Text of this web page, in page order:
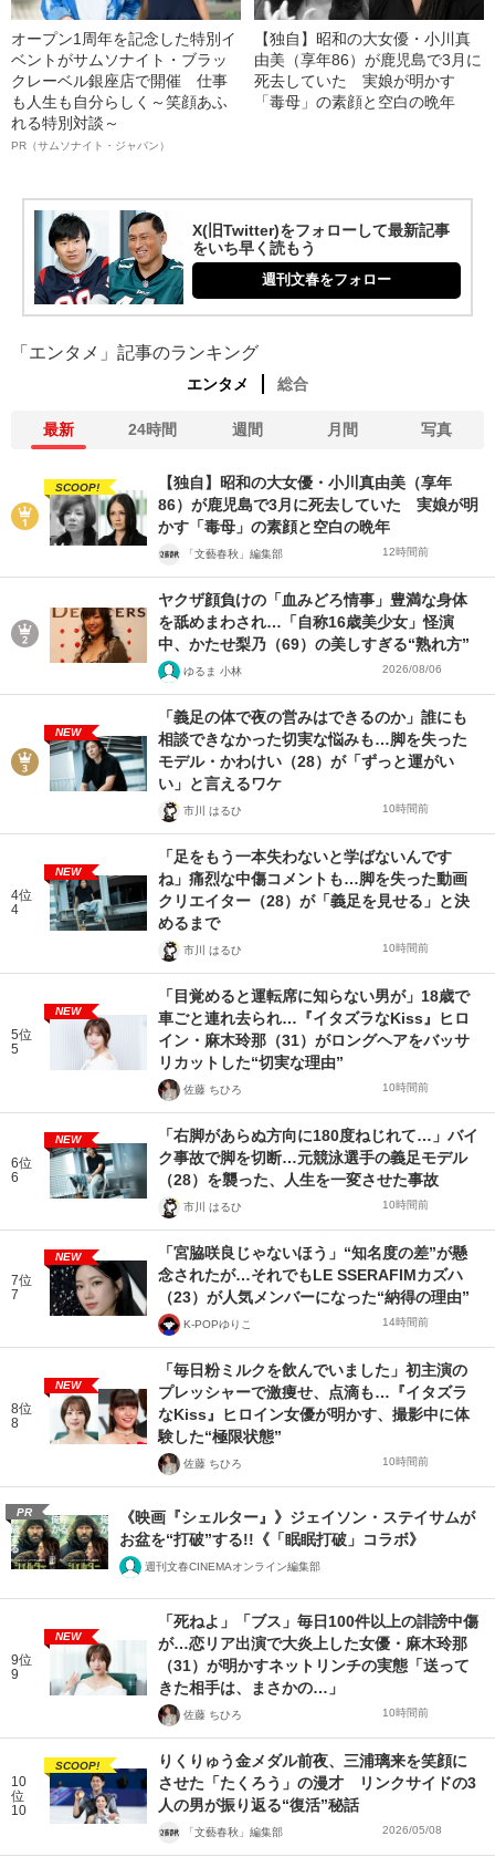
オープン1周年を記念した特別イ
ベントがサムソナイト・ブラッ
クレーベル銀座店で開催 仕事
も人生も自分らしく～笑顔あふ
れる特別対談～
PR（サムソナイト・ジャパン）
【独自】昭和の大女優・小川真
由美（享年86）が鹿児島で3月に
死去していた 実娘が明かす
「毒母」の素顔と空白の晩年
X(旧Twitter)をフォローして最新記事
をいち早く読もう
週刊文春をフォロー
「エンタメ」記事のランキング
エンタメ 総合
最新 24時間 週間 月間 写真
SCOOP!
【独自】昭和の大女優・小川真由美（享年
86）が鹿児島で3月に死去していた 実娘が明
かす「毒母」の素顔と空白の晩年
「文藝春秋」編集部 12時間前
ヤクザ顔負けの「血みどろ情事」豊満な身体
を舐めまわされ…「自称16歳美少女」怪演
中、かたせ梨乃（69）の美しすぎる“熟れ方”
ゆるま 小林 2026/08/06
NEW
「義足の体で夜の営みはできるのか」誰にも
相談できなかった切実な悩みも…脚を失った
モデル・かわけい（28）が「ずっと運がい
い」と言えるワケ
市川 はるひ 10時間前
4位
4
NEW
「足をもう一本失わないと学ばないんです
ね」痛烈な中傷コメントも…脚を失った動画
クリエイター（28）が「義足を見せる」と決
めるまで
市川 はるひ 10時間前
5位
5
NEW
「目覚めると運転席に知らない男が」18歳で
車ごと連れ去られ…『イタズラなKiss』ヒロ
イン・麻木玲那（31）がロングヘアをバッサ
リカットした“切実な理由”
佐藤 ちひろ 10時間前
6位
6
NEW
「右脚があらぬ方向に180度ねじれて…」バイ
ク事故で脚を切断…元競泳選手の義足モデル
（28）を襲った、人生を一変させた事故
市川 はるひ 10時間前
7位
7
NEW
「宮脇咲良じゃないほう」“知名度の差”が懸
念されたが…それでもLE SSERAFIMカズハ
（23）が人気メンバーになった“納得の理由”
K-POPゆりこ 14時間前
8位
8
NEW
「毎日粉ミルクを飲んでいました」初主演の
プレッシャーで激痩せ、点滴も…『イタズラ
なKiss』ヒロイン女優が明かす、撮影中に体
験した“極限状態”
佐藤 ちひろ 10時間前
PR
《映画『シェルター』》ジェイソン・ステイサムが
お盆を“打破”する!!《「眠眠打破」コラボ》
週刊文春CINEMAオンライン編集部
9位
9
NEW
「死ねよ」「ブス」毎日100件以上の誹謗中傷
が…恋リア出演で大炎上した女優・麻木玲那
（31）が明かすネットリンチの実態「送って
きた相手は、まさかの…」
佐藤 ちひろ 10時間前
10
位
10
SCOOP!
りくりゅう金メダル前夜、三浦璃来を笑顔に
させた「たくろう」の漫才 リンクサイドの3
人の男が振り返る“復活”秘話
「文藝春秋」編集部 2026/05/08